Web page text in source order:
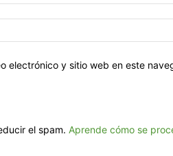
electrónico y sitio web en este
el spam. Aprende cómo se